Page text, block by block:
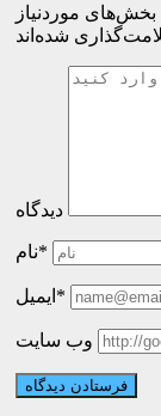
بخش‌های موردنیاز
دیدگاه
نام*
ایمیل*
وب سایت